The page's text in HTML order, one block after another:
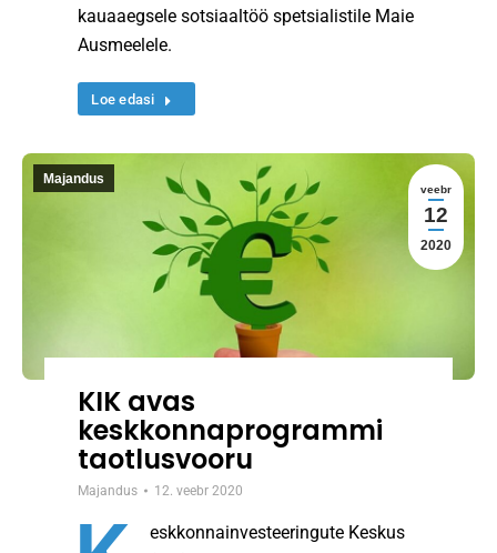
kauaaegsele sotsiaaltöö spetsialistile Maie
Ausmeelele.
Loe edasi
veebr
12
2020
Majandus
KIK avas
keskkonnaprogrammi
taotlusvooru
Majandus 12. veebr 2020
eskkonnainvesteeringute Keskus